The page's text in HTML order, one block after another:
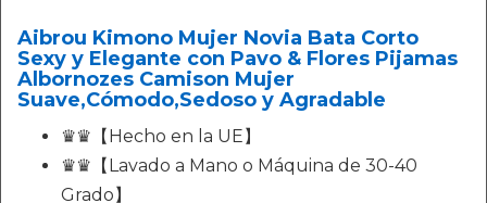
Aibrou Kimono Mujer Novia Bata Corto
Sexy y Elegante con Pavo & Flores Pijamas
Albornozes Camison Mujer
Suave,Cómodo,Sedoso y Agradable
♛♛【Hecho en la UE】
♛♛【Lavado a Mano o Máquina de 30-40
Grado】